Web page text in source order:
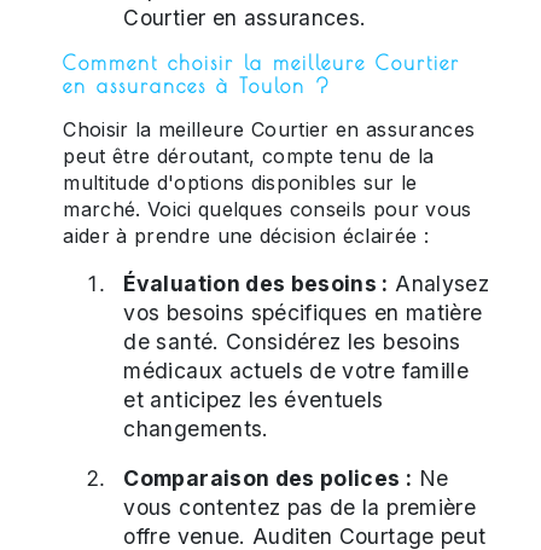
Courtier en assurances.
Comment choisir la meilleure Courtier
en assurances à Toulon ?
Choisir la meilleure Courtier en assurances
peut être déroutant, compte tenu de la
multitude d'options disponibles sur le
marché. Voici quelques conseils pour vous
aider à prendre une décision éclairée :
Évaluation des besoins : Analysez
vos besoins spécifiques en matière
de santé. Considérez les besoins
médicaux actuels de votre famille
et anticipez les éventuels
changements.
Comparaison des polices : Ne
vous contentez pas de la première
offre venue. Auditen Courtage peut